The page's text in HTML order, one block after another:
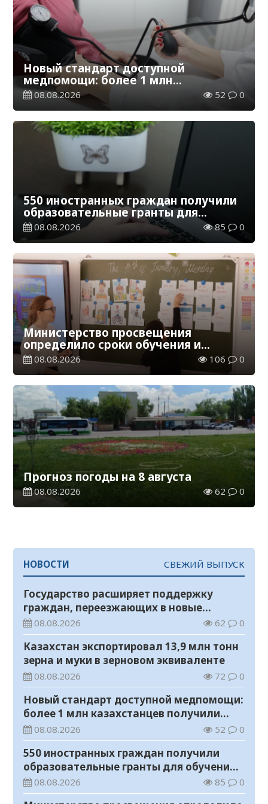
Новый стандарт доступной
медпомощи: более 1 млн
казахстанцев получили
телемедицинские услуги
08.08.2026 52 0
550 иностранных граждан получили
образовательные гранты для
обучения в Казахстане
08.08.2026 85 0
Министерство просвещения
определило сроки обучения и
каникул на 2026-2027 учебный год
08.08.2026 106 0
Прогноз погоды на 8 августа
08.08.2026 62 0
НОВОСТИ СВЕЖИЙ ВЫПУСК
Государство расширяет поддержку
граждан, переезжающих в новые
регионы для работы
08.08.2026 62 0
Казахстан экспортировал 13,9 млн тонн
зерна и муки в зерновом эквиваленте
08.08.2026 72 0
Новый стандарт доступной медпомощи:
более 1 млн казахстанцев получили
телемедицинские услуги
08.08.2026 52 0
550 иностранных граждан получили
образовательные гранты для обучения в
Казахстане
08.08.2026 85 0